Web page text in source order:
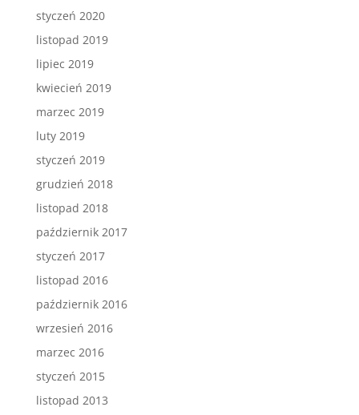
styczeń 2020
listopad 2019
lipiec 2019
kwiecień 2019
marzec 2019
luty 2019
styczeń 2019
grudzień 2018
listopad 2018
październik 2017
styczeń 2017
listopad 2016
październik 2016
wrzesień 2016
marzec 2016
styczeń 2015
listopad 2013